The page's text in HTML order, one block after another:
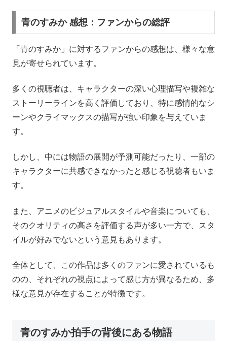
青のすみか 感想：ファンからの総評
「青のすみか」に対するファンからの感想は、様々な意
見が寄せられています。
多くの視聴者は、キャラクターの深い心理描写や複雑な
ストーリーラインを高く評価しており、特に感情的なシ
ーンやクライマックスの描写が強い印象を与えていま
す。
しかし、中には物語の展開が予測可能だったり、一部の
キャラクターに共感できなかったと感じる視聴者もいま
す。
また、アニメのビジュアルスタイルや音楽についても、
そのクオリティの高さを評価する声が多い一方で、スタ
イルが好みでないという意見もあります。
全体として、この作品は多くのファンに愛されているも
のの、それぞれの視点によって感じ方が異なるため、多
様な意見が存在することが特徴です。
青のすみか拍手の背後にある物語